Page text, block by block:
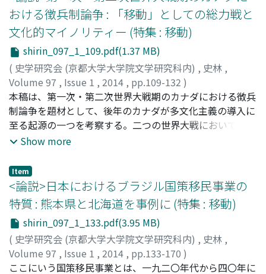
国人の空間的移動の問題にほかならないことを主張してい
た。一方、『海国四説』は、この「間(ま)」が消滅したと
きに生ずる、紳士層・天子相互にとっての死活問題を、紳
士層の側から論じていた。梁延楠の視点は、アヘン戦争と
それに続くアロー戦争が、澳門(マカオ)から省城広州(入
城) 、省城広州から北京城(駐京) 、天子の身体(覲見) へと
迫っていく外国人の空間的移動と、それにともなう天子の
アイデンティティの危機、すなわち「互市」による「朝
貢」の侵犯という、同質かつ連続したプロセスにほかなら
なかったことを示唆している。
おける徴兵制論争 : 「移動」としての総力戦と
文化的マイノリティー (特集 : 移動)
shirin_097_1_109.pdf(1.37 MB)
( 史学研究会 (京都大学大学院文学研究科内) , 史林 ,
Volume 97 , Issue 1 , 2014 , pp.109-132 )
津田, 博司;TSUDA, Hiroshi;ツダ, ヒロシ
本稿は、第一次・第二次世界大戦期のカナダにおける徴兵
制論争を題材として、後年のカナダが多文化主義の導入に
至る起源の一つを考察する。二つの世界大戦において数多
くの人員を動員したカナダでは、「帝国の総力戦」を遂行
イデンティティの核とするイギリス系と、帝国ではなくカ
ナダそのものに対する帰属意識を重視するフランス系との
間で、深刻な軋礫が生じた。徴兵制の導入が焦点となった
一九一七年一二月総選挙と一九四二年徴兵制国民投票で
は、マイノリティであるフランス系の声が数の圧力の前に
敗北し、徴兵制反対派が圧倒的多数を占めるケベックとそ
の他の地域との社会的分断が、決定的となった。こうした
文化的マイノリティに対する抑圧の経験は、逆説的なかた
Show more
Item
<論説>日本におけるブラジル国策移民事業の
特質 : 熊本県と北海道を事例に (特集 : 移動)
shirin_097_1_133.pdf(3.95 MB)
( 史学研究会 (京都大学大学院文学研究科内) , 史林 ,
Volume 97 , Issue 1 , 2014 , pp.133-170 )
坂口, 満宏;SAKAGUCHI, Mitsuhiro;サカグチ, ミツヒロ
ここにいう国策移民事業とは、一九二〇年代から四〇年に